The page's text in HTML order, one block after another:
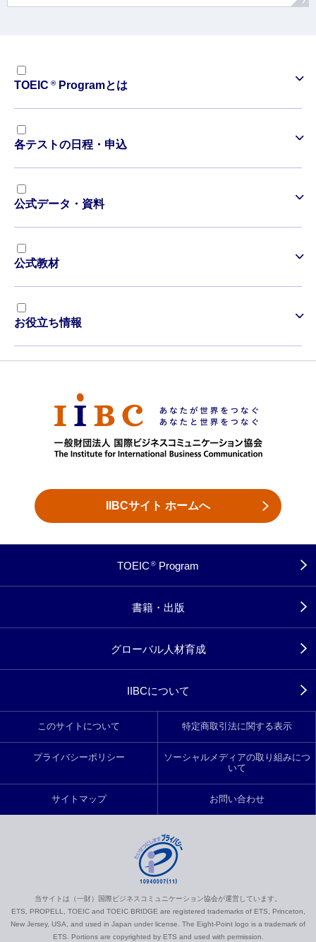
TOEIC ®Programとは
各テストの日程・申込
公式データ・資料
公式教材
お役立ち情報
IIBCサイト ホームへ
TOEIC ® Program
書籍・出版
グローバル人材育成
IIBCについて
このサイトについて 特定商取引法に関する表示
プライバシーポリシー
ソーシャルメディアの取り組みにつ
いて
サイトマップ お問い合わせ
当サイトは（一財）国際ビジネスコミュニケーション協会が運営しています。
ETS, PROPELL, TOEIC and TOEIC BRIDGE are registered trademarks of ETS, Princeton,
New Jersey, USA, and used in Japan under license. The Eight-Point logo is a trademark of
ETS. Portions are copyrighted by ETS and used with permission.